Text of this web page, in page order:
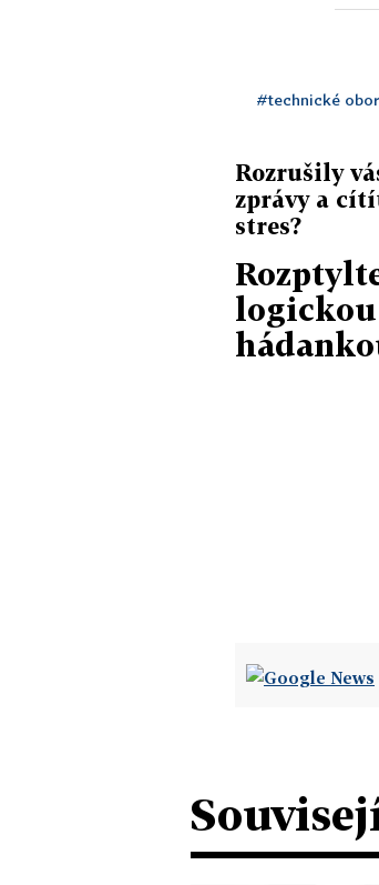
#technické
Rozrušily
zprávy a
stres?
logickou